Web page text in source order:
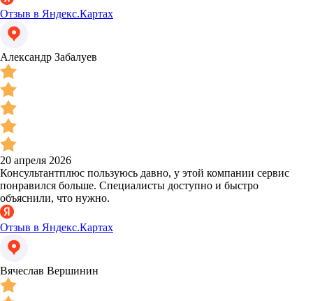
Отзыв в Яндекс.Картах
Александр Забалуев
20 апреля 2026
Консультантплюс пользуюсь давно, у этой компании сервис
понравился больше. Специалисты доступно и быстро
объяснили, что нужно.
Отзыв в Яндекс.Картах
Вячеслав Вершинин